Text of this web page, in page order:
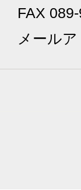
FAX
メール